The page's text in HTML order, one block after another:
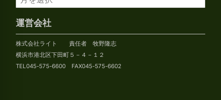
ー
カ
イ
ブ
運営会社
株式会社ライト 責任者 牧野隆志
横浜市港北区下田町５－４－１２
TEL045-575-6600 FAX045-575-6602